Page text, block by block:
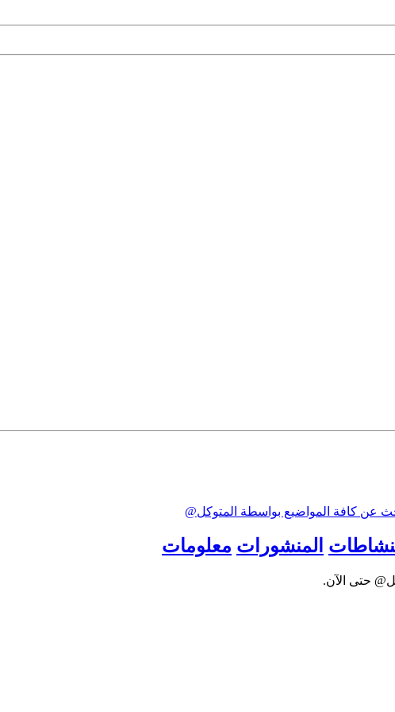
عن كافة المواضيع بواسطة المتوكل@
المنشورات معلومات
حتى الآن.